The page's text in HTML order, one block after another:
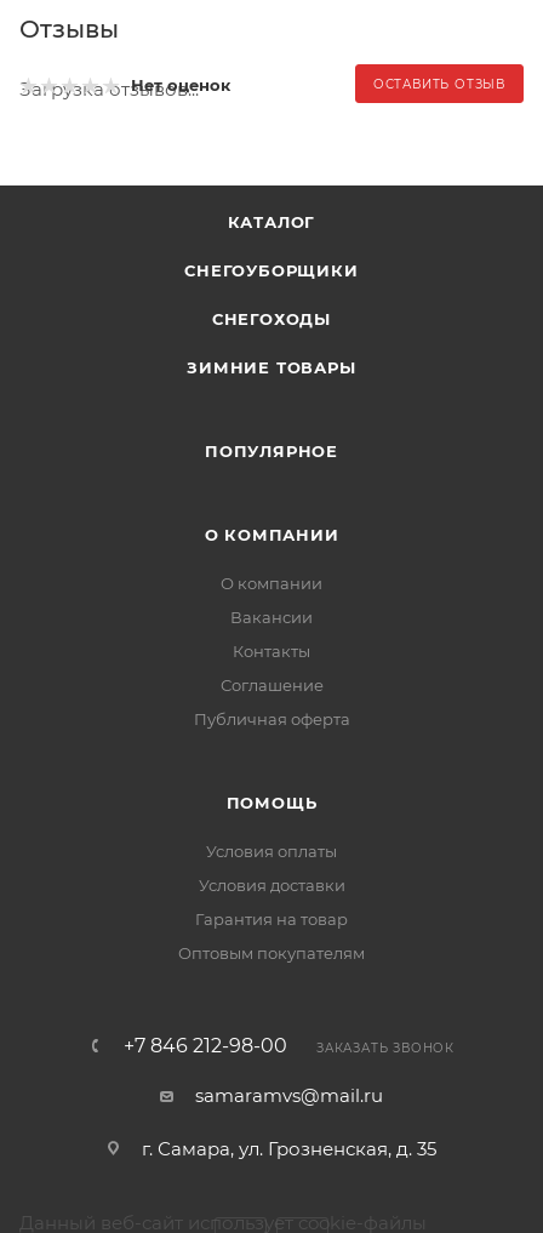
Отзывы
Нет оценок ОСТАВИТЬ ОТЗЫВ
Загрузка отзывов...
КАТАЛОГ
СНЕГОУБОРЩИКИ
СНЕГОХОДЫ
ЗИМНИЕ ТОВАРЫ
ПОПУЛЯРНОЕ
О КОМПАНИИ
О компании
Вакансии
Контакты
Соглашение
Публичная оферта
ПОМОЩЬ
Условия оплаты
Условия доставки
Гарантия на товар
Оптовым покупателям
+7 846 212-98-00 ЗАКАЗАТЬ ЗВОНОК
samaramvs@mail.ru
г. Самара, ул. Грозненская, д. 35
Данный веб-сайт использует cookie-файлы